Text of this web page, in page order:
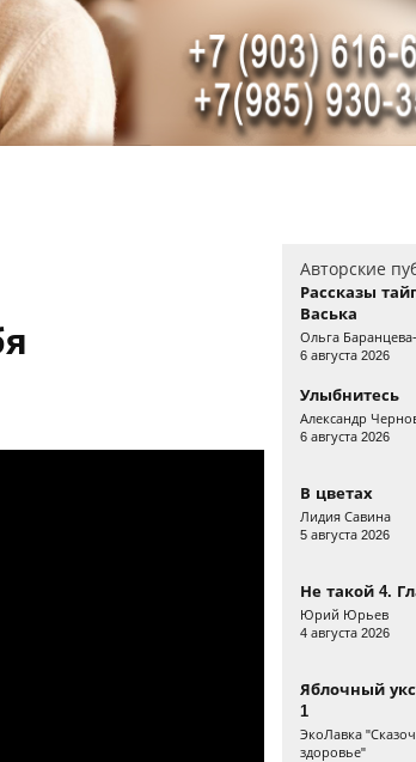
Авторские
Рассказы
Васька
Ольга
6 августа 2026
Улыбнитесь
Александр
6 августа 2026
В цветах
Лидия Савина
5 августа 2026
Не такой 4.
Юрий Юрьев
4 августа 2026
Яблочный
1
ЭкоЛавка
здоровье"